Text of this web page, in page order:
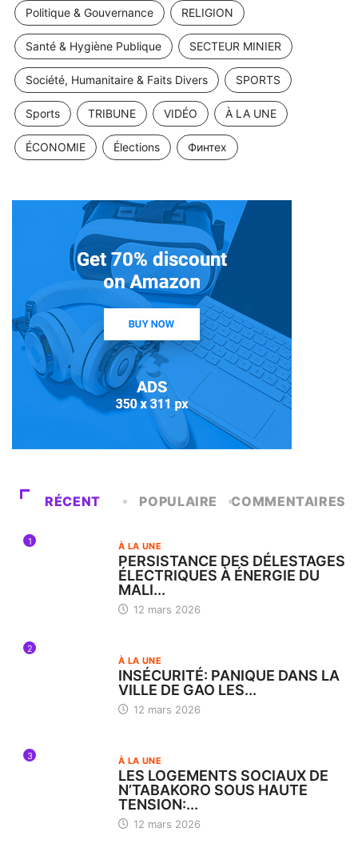
Politique & Gouvernance RELIGION
Santé & Hygiène Publique SECTEUR MINIER
Société, Humanitaire & Faits Divers SPORTS
Sports TRIBUNE VIDÉO À LA UNE
ÉCONOMIE Élections Финтех
RÉCENT POPULAIRE COMMENTAIRES
1 À LA UNE
PERSISTANCE DES DÉLESTAGES
ÉLECTRIQUES À ÉNERGIE DU
MALI...
12 mars 2026
2
À LA UNE
INSÉCURITÉ: PANIQUE DANS LA
VILLE DE GAO LES...
12 mars 2026
3 À LA UNE
LES LOGEMENTS SOCIAUX DE
N’TABAKORO SOUS HAUTE
TENSION:...
12 mars 2026